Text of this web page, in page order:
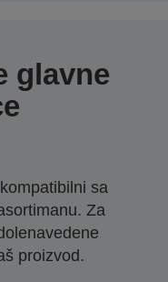
glavne
sa
Za
proizvod.